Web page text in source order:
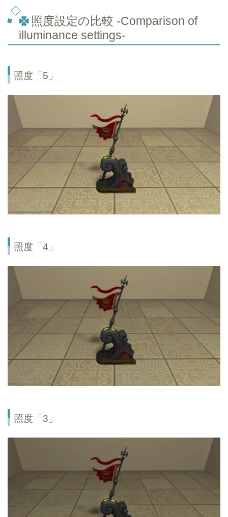
照度設定の比較 -Comparison of
illuminance settings-
照度「5」
照度「4」
照度「3」